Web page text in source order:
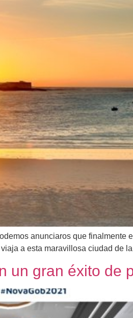
anunciaros que finalmente
a esta maravillosa ciudad de
un gran éxito de